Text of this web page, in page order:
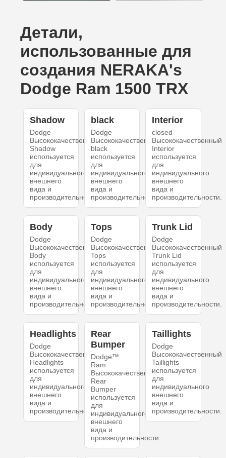
Детали,
использованные для
создания NERAKA's
Dodge Ram 1500 TRX
Shadow
Dodge
Высококачественный
Shadow
используется
для
индивидуального
внешнего
вида и
производительности.
black
Dodge
Высококачественный
black
используется
для
индивидуального
внешнего
вида и
производительности.
Interior
closed
Высококачественный
Interior
используется
для
индивидуального
внешнего
вида и
производительности.
Body
Dodge
Высококачественный
Body
используется
для
индивидуального
внешнего
вида и
производительности.
Tops
Dodge
Высококачественный
Tops
используется
для
индивидуального
внешнего
вида и
производительности.
Trunk Lid
Dodge
Высококачественный
Trunk Lid
используется
для
индивидуального
внешнего
вида и
производительности.
Headlights
Dodge
Высококачественный
Headlights
используется
для
индивидуального
внешнего
вида и
производительности.
Rear
Bumper
Dodge™
Ram
Высококачественный
Rear
Bumper
используется
для
индивидуального
внешнего
вида и
производительности.
Taillights
Dodge
Высококачественный
Taillights
используется
для
индивидуального
внешнего
вида и
производительности.